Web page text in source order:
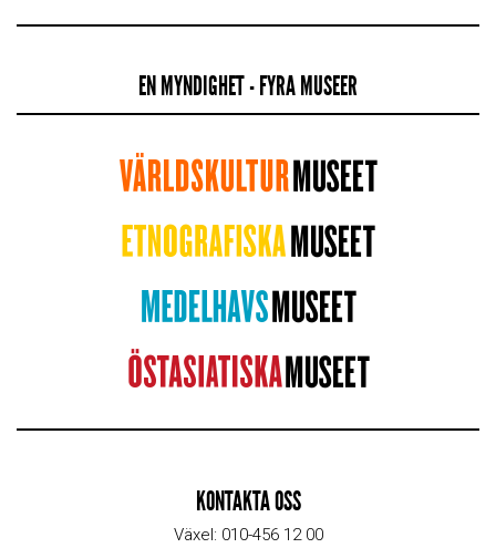
EN MYNDIGHET - FYRA MUSEER
KONTAKTA OSS
Växel: 010-456 12 00